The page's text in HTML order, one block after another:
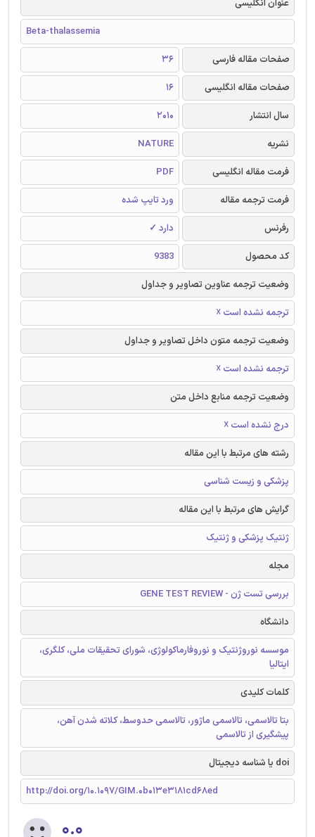
عنوان انگلیسی
Beta-thalassemia
صفحات مقاله فارسی
36
صفحات مقاله انگلیسی
16
سال انتشار
2010
نشریه
NATURE
فرمت مقاله انگلیسی
PDF
فرمت ترجمه مقاله
ورد تایپ شده
رفرنس
دارد ✓
کد محصول
9383
وضعیت ترجمه عناوین تصاویر و جداول
ترجمه نشده است ☓
وضعیت ترجمه متون داخل تصاویر و جداول
ترجمه نشده است ☓
وضعیت ترجمه منابع داخل متن
درج نشده است ☓
رشته های مرتبط با این مقاله
پزشکی و زیست شناسی
گرایش های مرتبط با این مقاله
ژنتیک پزشکی و ژنتیک
مجله
بررسی تست ژن - GENE TEST REVIEW
دانشگاه
موسسه نوروژنتیک و نوروفارماکولوژی، شورای تحقیقات ملی، کلگری،
ایتالیا
کلمات کلیدی
بتا تالاسمی، تالاسمی ماژور، تالاسمی حدوسط، کلاته شدن آهن،
پیشگیری از تالاسمی
doi یا شناسه دیجیتال
http://doi.org/10.1097/GIM.0b013e3181cd68ed
۰.۰